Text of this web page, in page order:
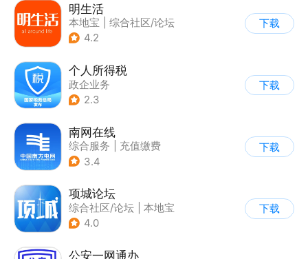
明生活
本地宝
综合社区/论坛
4.2
下载
个人所得税
政企业务
2.3
下载
南网在线
综合服务
充值缴费
3.4
下载
项城论坛
综合社区/论坛
本地宝
4.0
下载
公安一网通办